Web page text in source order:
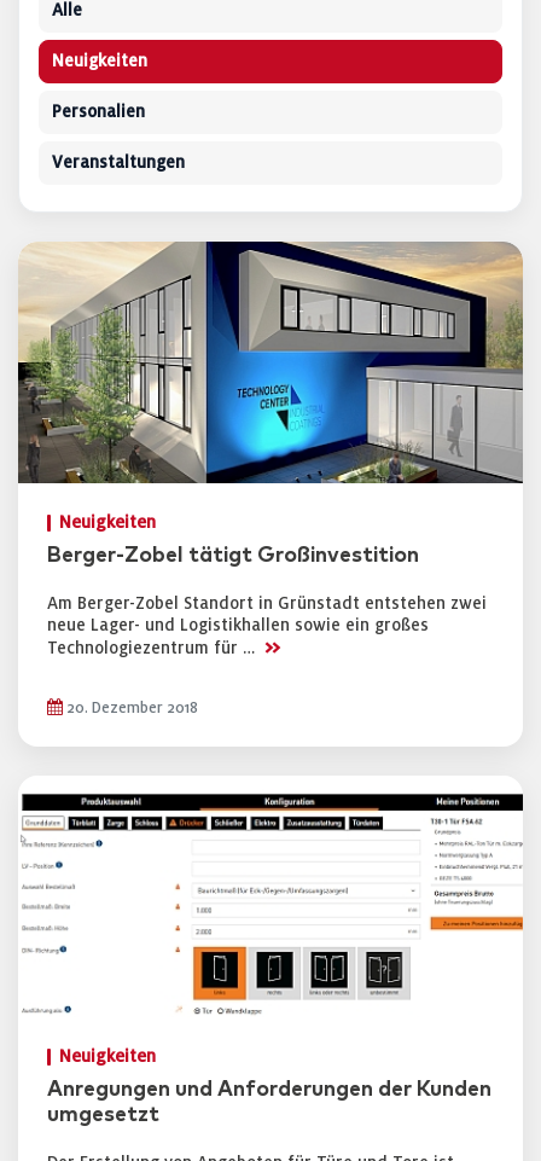
Neuigkeiten
Berger-Zobel tätigt Großinvestition
Am Berger-Zobel Standort in Grünstadt entstehen zwei
neue Lager- und Logistikhallen sowie ein großes
Technologiezentrum für … >>
20. Dezember 2018
Neuigkeiten
Anregungen und Anforderungen der Kunden
umgesetzt
Alle
Neuigkeiten
Personalien
Veranstaltungen